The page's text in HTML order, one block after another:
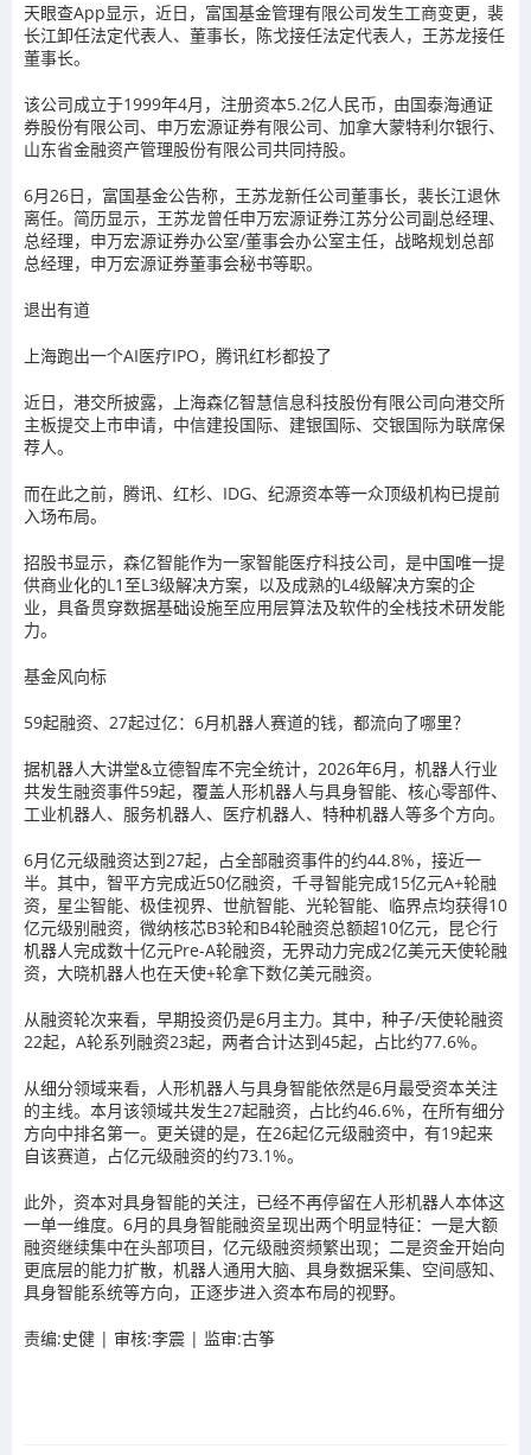
天眼查App显示，近日，富国基金管理有限公司发生工商变更，裴
长江卸任法定代表人、董事长，陈戈接任法定代表人，王苏龙接任
董事长。
该公司成立于1999年4月，注册资本5.2亿人民币，由国泰海通证
券股份有限公司、申万宏源证券有限公司、加拿大蒙特利尔银行、
山东省金融资产管理股份有限公司共同持股。
6月26日，富国基金公告称，王苏龙新任公司董事长，裴长江退休
离任。简历显示，王苏龙曾任申万宏源证券江苏分公司副总经理、
总经理，申万宏源证券办公室/董事会办公室主任，战略规划总部
总经理，申万宏源证券董事会秘书等职。
退出有道
上海跑出一个AI医疗IPO，腾讯红杉都投了
近日，港交所披露，上海森亿智慧信息科技股份有限公司向港交所
主板提交上市申请，中信建投国际、建银国际、交银国际为联席保
荐人。
而在此之前，腾讯、红杉、IDG、纪源资本等一众顶级机构已提前
入场布局。
招股书显示，森亿智能作为一家智能医疗科技公司，是中国唯一提
供商业化的L1至L3级解决方案，以及成熟的L4级解决方案的企
业，具备贯穿数据基础设施至应用层算法及软件的全栈技术研发能
力。
基金风向标
59起融资、27起过亿：6月机器人赛道的钱，都流向了哪里？
据机器人大讲堂&立德智库不完全统计，2026年6月，机器人行业
共发生融资事件59起，覆盖人形机器人与具身智能、核心零部件、
工业机器人、服务机器人、医疗机器人、特种机器人等多个方向。
6月亿元级融资达到27起，占全部融资事件的约44.8%，接近一
半。其中，智平方完成近50亿融资，千寻智能完成15亿元A+轮融
资，星尘智能、极佳视界、世航智能、光轮智能、临界点均获得10
亿元级别融资，微纳核芯B3轮和B4轮融资总额超10亿元，昆仑行
机器人完成数十亿元Pre-A轮融资，无界动力完成2亿美元天使轮融
资，大晓机器人也在天使+轮拿下数亿美元融资。
从融资轮次来看，早期投资仍是6月主力。其中，种子/天使轮融资
22起，A轮系列融资23起，两者合计达到45起，占比约77.6%。
从细分领域来看，人形机器人与具身智能依然是6月最受资本关注
的主线。本月该领域共发生27起融资，占比约46.6%，在所有细分
方向中排名第一。更关键的是，在26起亿元级融资中，有19起来
自该赛道，占亿元级融资的约73.1%。
此外，资本对具身智能的关注，已经不再停留在人形机器人本体这
一单一维度。6月的具身智能融资呈现出两个明显特征：一是大额
融资继续集中在头部项目，亿元级融资频繁出现；二是资金开始向
更底层的能力扩散，机器人通用大脑、具身数据采集、空间感知、
具身智能系统等方向，正逐步进入资本布局的视野。
责编:史健 | 审核:李震 | 监审:古筝